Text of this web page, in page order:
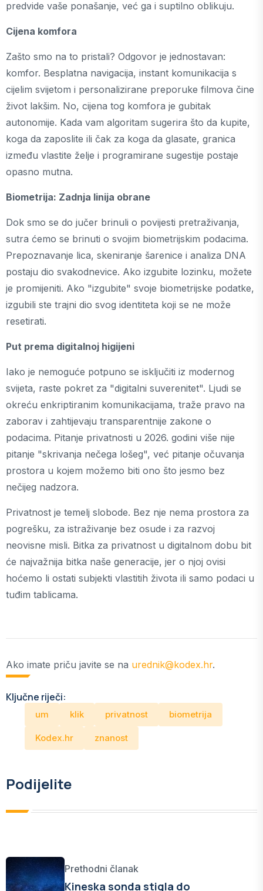
predvide vaše ponašanje, već ga i suptilno oblikuju.
Cijena komfora
Zašto smo na to pristali? Odgovor je jednostavan:
komfor. Besplatna navigacija, instant komunikacija s
cijelim svijetom i personalizirane preporuke filmova čine
život lakšim. No, cijena tog komfora je gubitak
autonomije. Kada vam algoritam sugerira što da kupite,
koga da zaposlite ili čak za koga da glasate, granica
između vlastite želje i programirane sugestije postaje
opasno mutna.
Biometrija: Zadnja linija obrane
Dok smo se do jučer brinuli o povijesti pretraživanja,
sutra ćemo se brinuti o svojim biometrijskim podacima.
Prepoznavanje lica, skeniranje šarenice i analiza DNA
postaju dio svakodnevice. Ako izgubite lozinku, možete
je promijeniti. Ako "izgubite" svoje biometrijske podatke,
izgubili ste trajni dio svog identiteta koji se ne može
resetirati.
Put prema digitalnoj higijeni
Iako je nemoguće potpuno se isključiti iz modernog
svijeta, raste pokret za "digitalni suverenitet". Ljudi se
okreću enkriptiranim komunikacijama, traže pravo na
zaborav i zahtijevaju transparentnije zakone o
podacima. Pitanje privatnosti u 2026. godini više nije
pitanje "skrivanja nečega lošeg", već pitanje očuvanja
prostora u kojem možemo biti ono što jesmo bez
nečijeg nadzora.
Privatnost je temelj slobode. Bez nje nema prostora za
pogrešku, za istraživanje bez osude i za razvoj
neovisne misli. Bitka za privatnost u digitalnom dobu bit
će najvažnija bitka naše generacije, jer o njoj ovisi
hoćemo li ostati subjekti vlastitih života ili samo podaci u
tuđim tablicama.
Ako imate priču javite se na urednik@kodex.hr.
Ključne riječi:
um klik privatnost biometrija
Kodex.hr znanost
Podijelite
Prethodni članak
Kineska sonda stigla do